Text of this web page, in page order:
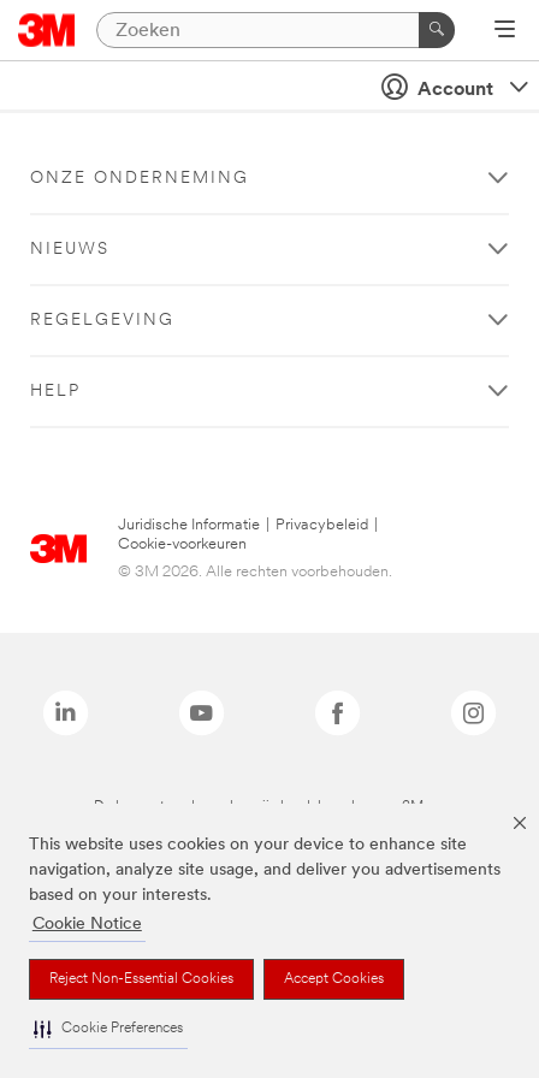
This website uses cookies on your device to enhance site
navigation, analyze site usage, and deliver you advertisements
based on your interests.
Cookie Notice
Reject Non-Essential Cookies Accept Cookies
Cookie Preferences
Account
ONZE ONDERNEMING
NIEUWS
REGELGEVING
HELP
Juridische Informatie Privacybeleid
Cookie-voorkeuren
© 3M 2026. Alle rechten voorbehouden.
De bovenstaande merken zijn handelsmerken van 3M.we